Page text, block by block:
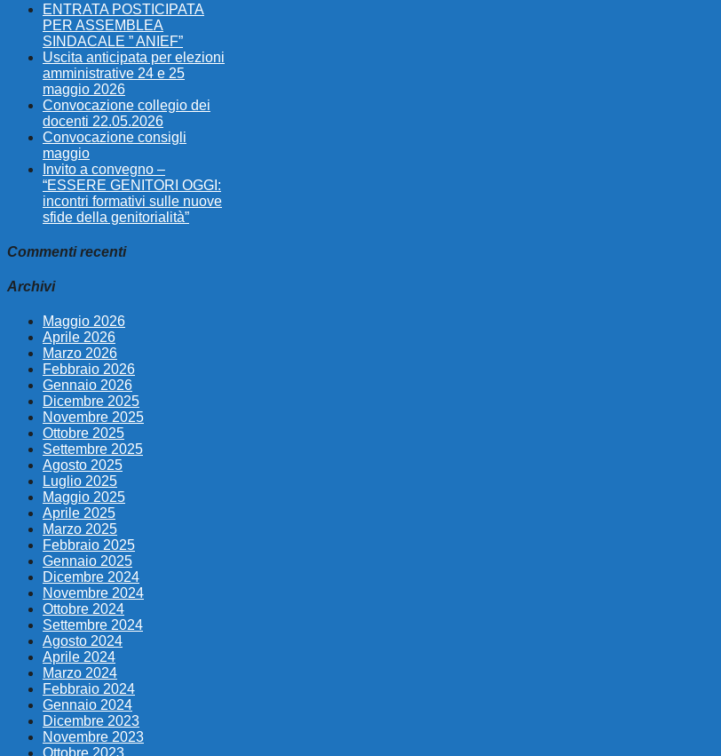
ENTRATA POSTICIPATA
PER ASSEMBLEA
SINDACALE ” ANIEF”
Uscita anticipata per elezioni
amministrative 24 e 25
maggio 2026
Convocazione collegio dei
docenti 22.05.2026
Convocazione consigli
maggio
Invito a convegno –
“ESSERE GENITORI OGGI:
incontri formativi sulle nuove
sfide della genitorialità”
Commenti recenti
Archivi
Maggio 2026
Aprile 2026
Marzo 2026
Febbraio 2026
Gennaio 2026
Dicembre 2025
Novembre 2025
Ottobre 2025
Settembre 2025
Agosto 2025
Luglio 2025
Maggio 2025
Aprile 2025
Marzo 2025
Febbraio 2025
Gennaio 2025
Dicembre 2024
Novembre 2024
Ottobre 2024
Settembre 2024
Agosto 2024
Aprile 2024
Marzo 2024
Febbraio 2024
Gennaio 2024
Dicembre 2023
Novembre 2023